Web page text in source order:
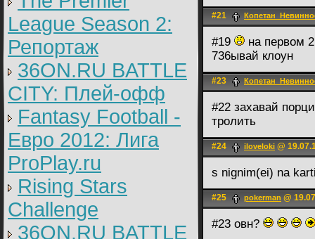
League Season 2:
Репортаж
36ON.RU BATTLE
CITY: Плей-офф
Fantasy Football -
Евро 2012: Лига
ProPlay.ru
Rising Stars
Challenge
36ON.RU BATTLE
#21
#19
на первом
736ывай клоун
#23
#22 захавай
тролить
#24 iloveloki @
s nignim(ei) na
#25 pokerman @
#23 овн?